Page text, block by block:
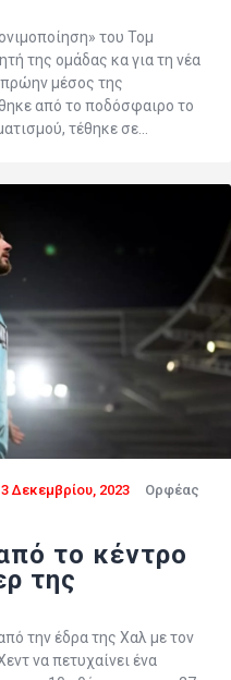
του Τομ
της ομάδας κα για τη νέα
μέσος της
από το ποδόσφαιρο το
τέθηκε σε…
3 Δεκεμβρίου, 2023
Ορφέας
το κέντρο
της
την έδρα της Χαλ με τον
να πετυχαίνει ένα